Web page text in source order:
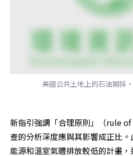
美國公共土地上的石油開採
新指引強調「合理原則」（rule
查的分析深度應與其影響成正比
能源和溫室氣體排放較低的計畫